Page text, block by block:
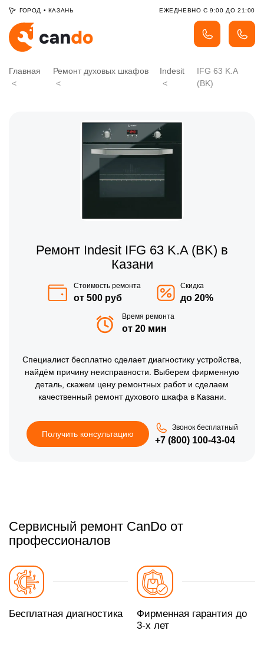
ГОРОД • КАЗАНЬ ЕЖЕДНЕВНО С 9:00 ДО 21:00
Главная Ремонт духовых шкафов Indesit
IFG 63 K.A
(BK)
Ремонт Indesit IFG 63 K.A (BK) в
Казани
Стоимость ремонта
от 500 руб
Скидка
до 20%
Время ремонта
от 20 мин
Специалист бесплатно сделает диагностику устройства,
найдём причину неисправности. Выберем фирменную
деталь, скажем цену ремонтных работ и сделаем
качественный ремонт духового шкафа в Казани.
Получить консультацию
Звонок бесплатный
+7 (800) 100-43-04
Сервисный ремонт CanDo от
профессионалов
Бесплатная диагностика
Фирменная гарантия до
3-х лет